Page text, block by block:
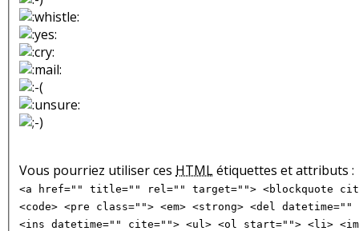
Vous pourriez utiliser ces HTMLétiquettes et attributs :
<a href="" title="" rel="" target=""> <blockquote
<code> <pre class=""> <em> <strong> <del
<ins datetime="" cite=""> <ul> <ol start=""> <li>